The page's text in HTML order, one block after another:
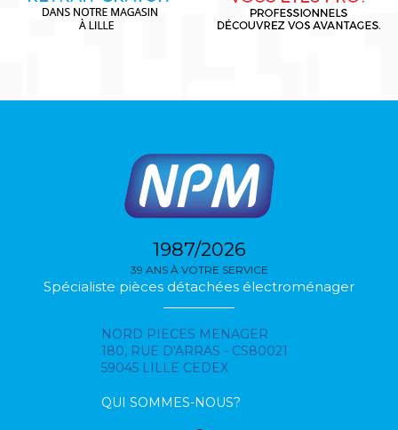
1987/2026
39 ANS À VOTRE SERVICE
Spécialiste pièces détachées électroménager
NORD PIECES MENAGER
180, RUE D'ARRAS - CS80021
59045 LILLE CEDEX
QUI SOMMES-NOUS?